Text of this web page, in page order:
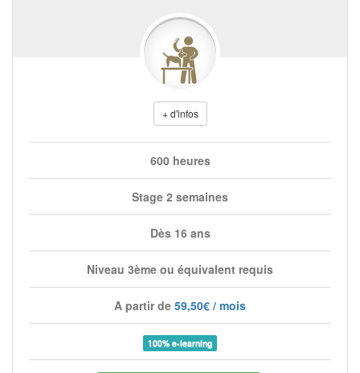
+ d'infos
600 heures
Stage 2 semaines
Dès 16 ans
Niveau 3ème ou équivalent requis
A partir de 59,50€ / mois
100% e-learning